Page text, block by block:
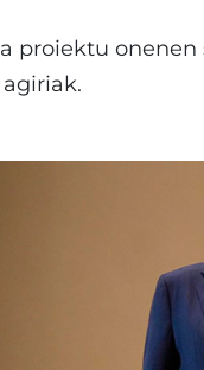
proiektu